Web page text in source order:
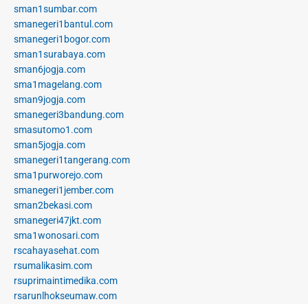
sman1sumbar.com
smanegeri1bantul.com
smanegeri1bogor.com
sman1surabaya.com
sman6jogja.com
sma1magelang.com
sman9jogja.com
smanegeri3bandung.com
smasutomo1.com
sman5jogja.com
smanegeri1tangerang.com
sma1purworejo.com
smanegeri1jember.com
sman2bekasi.com
smanegeri47jkt.com
sma1wonosari.com
rscahayasehat.com
rsumalikasim.com
rsuprimaintimedika.com
rsarunlhokseumaw.com